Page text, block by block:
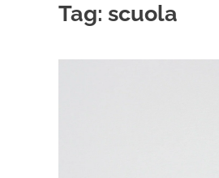
Tag: scuola